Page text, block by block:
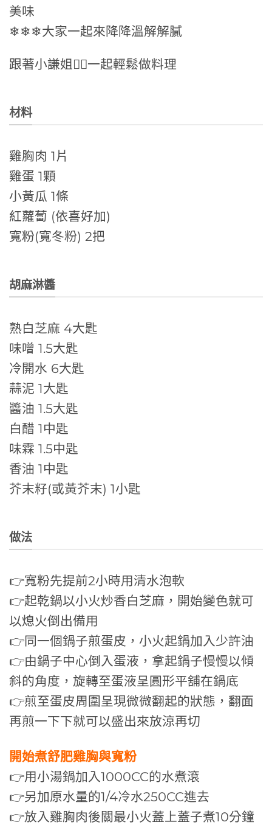
美味
❄❄❄大家一起來降降溫解解膩
跟著小謙姐🙋‍♀️一起輕鬆做料理
材料
雞胸肉 1片
雞蛋 1顆
小黃瓜 1條
紅蘿蔔 (依喜好加)
寬粉(寬冬粉) 2把
胡麻淋醬
熟白芝麻 4大匙
味噌 1.5大匙
冷開水 6大匙
蒜泥 1大匙
醬油 1.5大匙
白醋 1中匙
味霖 1.5中匙
香油 1中匙
芥末籽(或黃芥末) 1小匙
做法
👉寬粉先提前2小時用清水泡軟
👉起乾鍋以小火炒香白芝麻，開始變色就可
以熄火倒出備用
👉同一個鍋子煎蛋皮，小火起鍋加入少許油
👉由鍋子中心倒入蛋液，拿起鍋子慢慢以傾
斜的角度，旋轉至蛋液呈圓形平舖在鍋底
👉煎至蛋皮周圍呈現微微翻起的狀態，翻面
再煎一下下就可以盛出來放涼再切
開始煮舒肥雞胸與寬粉
👉用小湯鍋加入1000CC的水煮滾
👉另加原水量的1/4冷水250CC進去
👉放入雞胸肉後關最小火蓋上蓋子煮10分鐘